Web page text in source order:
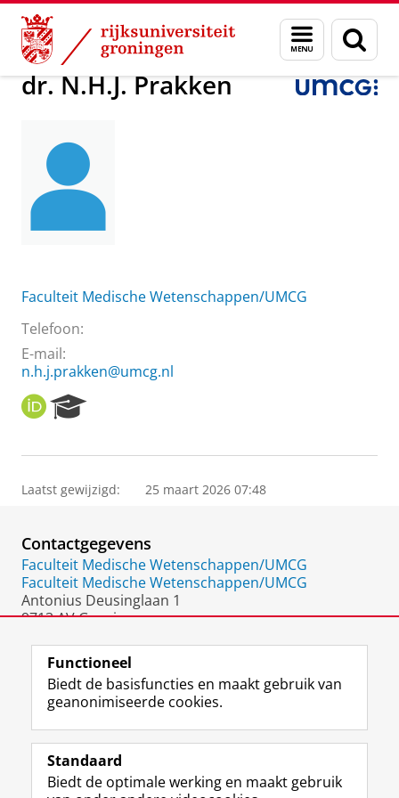
Skip
Content
Skip
Navigation
Menu
en
zoeken
Over ons dr. N.H.J. Prakken
dr. N.H.J. Prakken
Faculteit Medische Wetenschappen/UMCG
Telefoon:
E-mail:
n.h.j.prakken@umcg.nl
O
R
I
e
r
P
o
r
t
a
Laatst gewijzigd: 25 maart 2026 07:48
Contactgegevens
Faculteit Medische Wetenschappen/UMCG
Faculteit Medische Wetenschappen/UMCG
Antonius Deusinglaan 1
9713 AV Groningen
Volg de RUG
F
a
e
L
i
k
R
S
-
I
n
t
Y
o
T
Studiekiezers
Functioneel
Biedt de basisfuncties en maakt gebruik van
geanonimiseerde cookies.
Standaard
Biedt de optimale werking en maakt gebruik